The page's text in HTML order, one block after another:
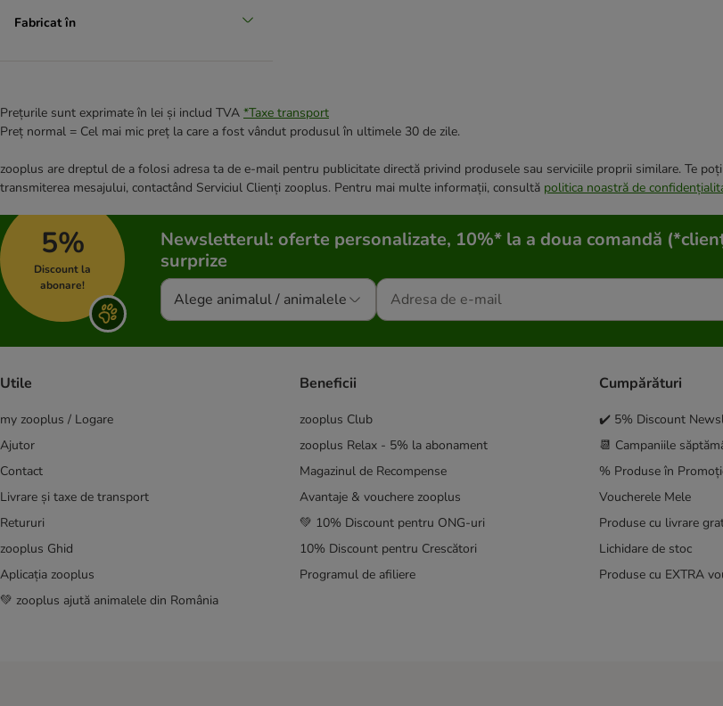
Fabricat în
Prețurile sunt exprimate în lei și includ TVA *Taxe transport
Preț normal = Cel mai mic preț la care a fost vândut produsul în ultimele 30 de zile.
zooplus are dreptul de a folosi adresa ta de e-mail pentru publicitate directă privind produsele sau serviciile proprii similare. Te
transmiterea mesajului, contactând Serviciul Clienți zooplus. Pentru mai multe informații, consultă politica noastră de
5%
Discount la
abonare!
Newsletterul: oferte personalizate, 10%* la a doua comandă
surprize
Alege animalul / animalele
Utile
my zooplus / Logare
Ajutor
Contact
Livrare și taxe de transport
Retururi
zooplus Ghid
Aplicația zooplus
💚 zooplus ajută animalele din România
Beneficii
zooplus Club
zooplus Relax - 5% la abonament
Magazinul de Recompense
Avantaje & vouchere zooplus
💚 10% Discount pentru ONG-uri
10% Discount pentru Crescători
Programul de afiliere
Cumpărături
✔️ 5% Discount
📆 Campaniile
% Produse în
Voucherele Mele
Produse cu livrare
Lichidare de stoc
Produse cu EXTRA